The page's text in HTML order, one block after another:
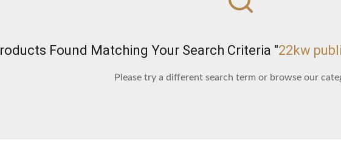
Found Matching Your Search Criteria "22kw
Please try a different search term or browse our